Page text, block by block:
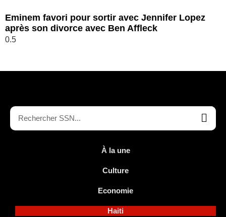
Eminem favori pour sortir avec Jennifer Lopez
après son divorce avec Ben Affleck
À la une
Culture
Economie
Haiti